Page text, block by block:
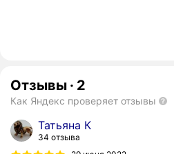
Отзывы · 2
Как Яндекс проверяет отзывы
Татьяна К
34 отзыва